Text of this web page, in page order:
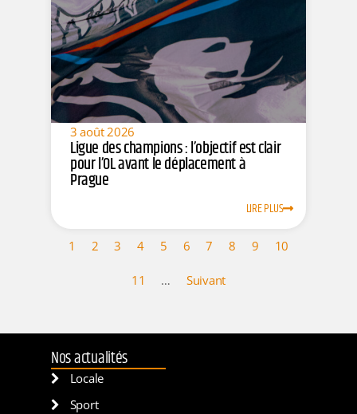
3 août 2026
Ligue des champions : l’objectif est clair
pour l’OL avant le déplacement à
Prague
LIRE PLUS
1 2 3 4 5 6 7 8 9 10
11 … Suivant
Nos actualités
Locale
Sport